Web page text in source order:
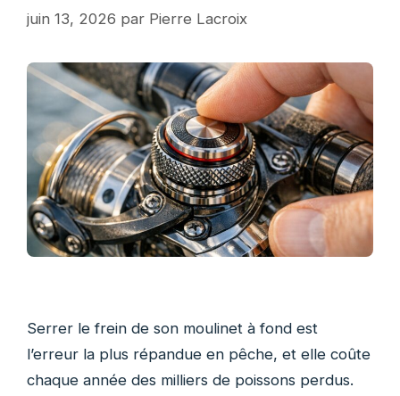
juin 13, 2026 par Pierre Lacroix
Serrer le frein de son moulinet à fond est
l’erreur la plus répandue en pêche, et elle coûte
chaque année des milliers de poissons perdus.